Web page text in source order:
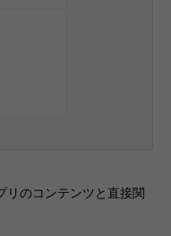
リのコンテンツと直接関